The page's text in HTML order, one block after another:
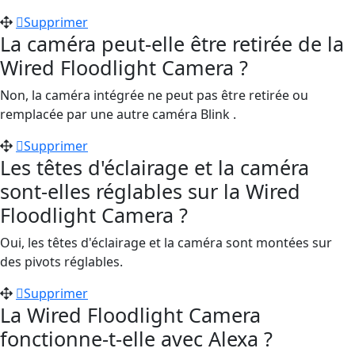
Supprimer
La caméra peut-elle être retirée de la
Wired Floodlight Camera ?
Non, la caméra intégrée ne peut pas être retirée ou
remplacée par une autre caméra Blink .
Supprimer
Les têtes d'éclairage et la caméra
sont-elles réglables sur la Wired
Floodlight Camera ?
Oui, les têtes d'éclairage et la caméra sont montées sur
des pivots réglables.
Supprimer
La Wired Floodlight Camera
fonctionne-t-elle avec Alexa ?